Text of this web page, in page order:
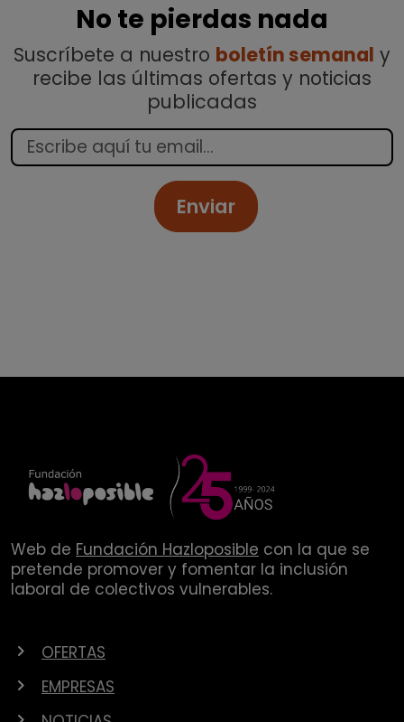
No te pierdas nada
Suscríbete a nuestro boletín semanal y
recibe las últimas ofertas y noticias
publicadas
Enviar
Web de Fundación Hazloposible con la que se
pretende promover y fomentar la inclusión
laboral de colectivos vulnerables.
OFERTAS
EMPRESAS